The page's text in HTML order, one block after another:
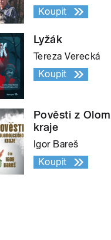
Koupit
Lyžák
Tereza Verecká
Koupit
Pověsti z
kraje
Igor Bareš
Koupit